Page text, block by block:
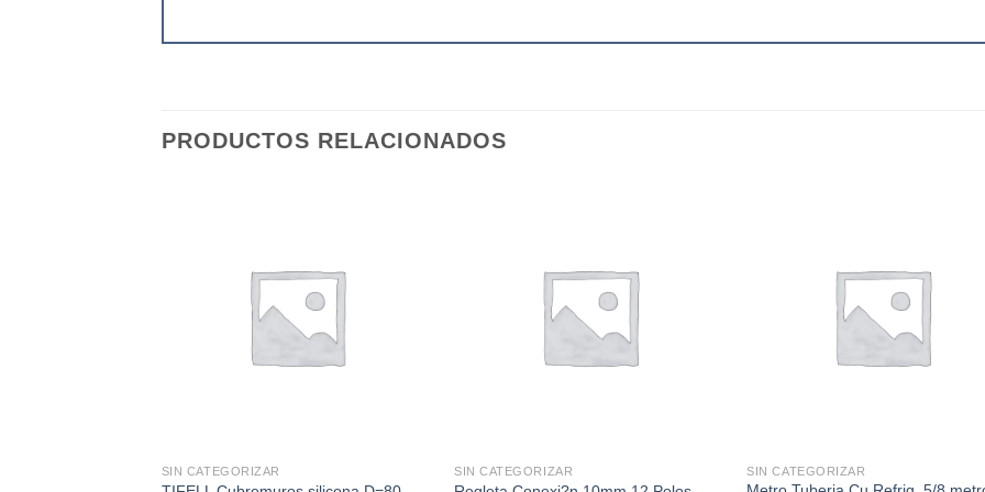
PRODUCTOS RELACIONADOS
SIN CATEGORIZAR SIN CATEGORIZAR SIN CATEGORIZAR